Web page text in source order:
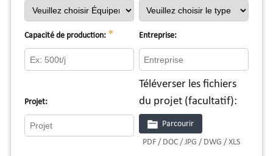
Capacité de production: * Entreprise:
Projet:
Téléverser les fichiers
du projet (facultatif):
Parcourir
PDF / DOC / JPG / DWG / XLS